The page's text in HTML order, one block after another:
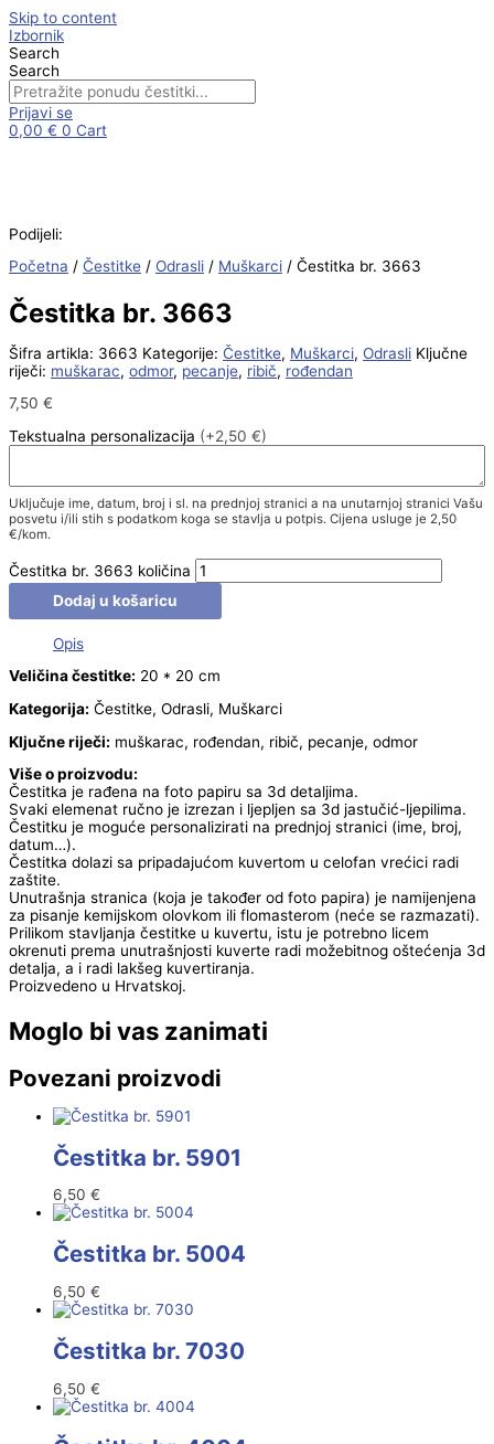
Skip to content
Izbornik
Search
Search
Prijavi se
0,00 € 0 Cart
Podijeli:
Početna / Čestitke / Odrasli / Muškarci / Čestitka br. 3663
Čestitka br. 3663
Šifra artikla: 3663 Kategorije: Čestitke, Muškarci, Odrasli Ključne
riječi: muškarac, odmor, pecanje, ribič, rođendan
7,50 €
Tekstualna personalizacija (+2,50 €)
Uključuje ime, datum, broj i sl. na prednjoj stranici a na unutarnjoj stranici Vašu
posvetu i/ili stih s podatkom koga se stavlja u potpis. Cijena usluge je 2,50
€/kom.
Čestitka br. 3663 količina
Dodaj u košaricu
Opis
Veličina čestitke: 20 * 20 cm
Kategorija: Čestitke, Odrasli, Muškarci
Ključne riječi: muškarac, rođendan, ribič, pecanje, odmor
Više o proizvodu:
Čestitka je rađena na foto papiru sa 3d detaljima.
Svaki elemenat ručno je izrezan i ljepljen sa 3d jastučić-ljepilima.
Čestitku je moguće personalizirati na prednjoj stranici (ime, broj,
datum…).
Čestitka dolazi sa pripadajućom kuvertom u celofan vrećici radi
zaštite.
Unutrašnja stranica (koja je također od foto papira) je namijenjena
za pisanje kemijskom olovkom ili flomasterom (neće se razmazati).
Prilikom stavljanja čestitke u kuvertu, istu je potrebno licem
okrenuti prema unutrašnjosti kuverte radi možebitnog oštećenja 3d
detalja, a i radi lakšeg kuvertiranja.
Proizvedeno u Hrvatskoj.
Moglo bi vas zanimati
Povezani proizvodi
Čestitka br. 5901
6,50 €
Čestitka br. 5004
6,50 €
Čestitka br. 7030
6,50 €